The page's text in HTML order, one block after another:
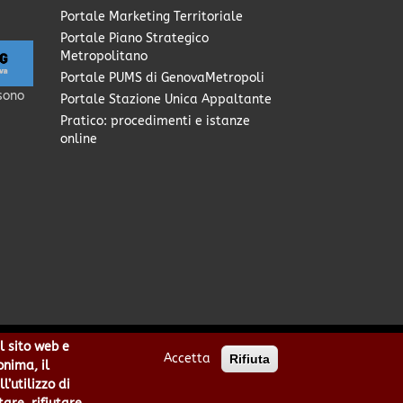
Portale Marketing Territoriale
Portale Piano Strategico
Metropolitano
Portale PUMS di GenovaMetropoli
Portale Stazione Unica Appaltante
Pratico: procedimenti e istanze
online
| Codice IPA: cmge
sito web e
il
di
Accetta Rifiuta